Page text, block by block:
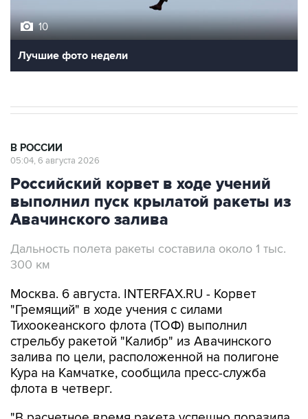
10
Лучшие фото недели
В РОССИИ
05:04, 6 августа 2026
Российский корвет в ходе учений
выполнил пуск крылатой ракеты из
Авачинского залива
Дальность полета ракеты составила около 1 тыс.
300 км
Москва. 6 августа. INTERFAX.RU - Корвет
"Гремящий" в ходе учения с силами
Тихоокеанского флота (ТОФ) выполнил
стрельбу ракетой "Калибр" из Авачинского
залива по цели, расположенной на полигоне
Кура на Камчатке, сообщила пресс-служба
флота в четверг.